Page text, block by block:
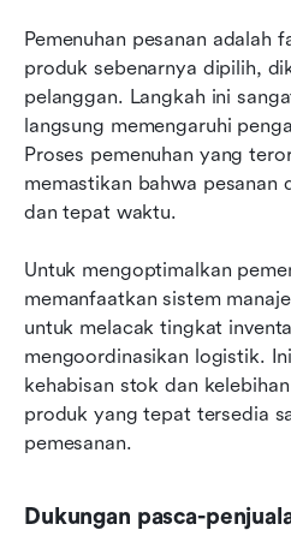
Pemenuhan pesanan adalah
produk sebenarnya dipilih,
pelanggan. Langkah ini
langsung memengaruhi
Proses pemenuhan yang
memastikan bahwa pesanan
dan tepat waktu.
Untuk mengoptimalkan
memanfaatkan sistem
untuk melacak tingkat
mengoordinasikan logistik.
kehabisan stok dan
produk yang tepat tersedia
pemesanan.
Dukungan pasca-